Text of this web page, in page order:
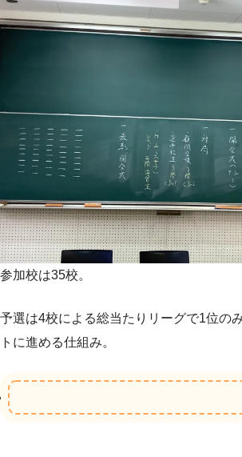
参加校は35校。
予選は4校による総当たりリーグで1位の
トに進める仕組み。